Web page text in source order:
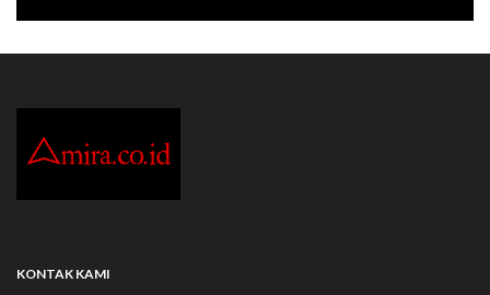
KONTAK KAMI